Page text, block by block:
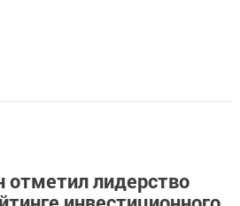
лидерство